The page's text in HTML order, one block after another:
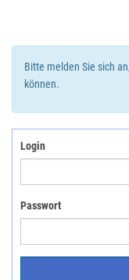
Bitte melden Sie sich
können.
Login
Passwort